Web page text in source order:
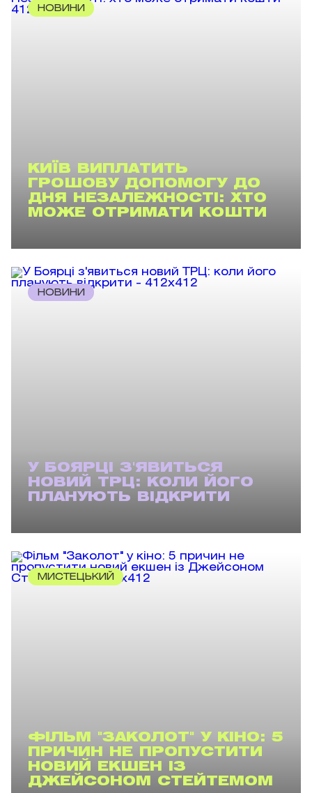
НОВИНИ
КИЇВ ВИПЛАТИТЬ
ГРОШОВУ ДОПОМОГУ ДО
ДНЯ НЕЗАЛЕЖНОСТІ: ХТО
МОЖЕ ОТРИМАТИ КОШТИ
НОВИНИ
У БОЯРЦІ З'ЯВИТЬСЯ
НОВИЙ ТРЦ: КОЛИ ЙОГО
ПЛАНУЮТЬ ВІДКРИТИ
МИСТЕЦЬКИЙ
ФІЛЬМ "ЗАКОЛОТ" У КІНО: 5
ПРИЧИН НЕ ПРОПУСТИТИ
НОВИЙ ЕКШЕН ІЗ
ДЖЕЙСОНОМ СТЕЙТЕМОМ